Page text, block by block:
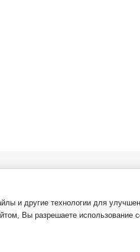
и другие технологии для
Вы разрешаете использование